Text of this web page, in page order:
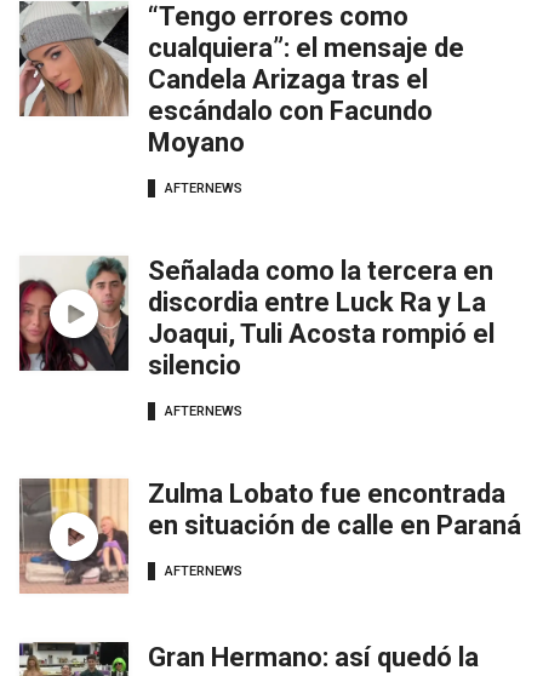
“Tengo errores como
cualquiera”: el mensaje de
Candela Arizaga tras el
escándalo con Facundo
Moyano
AFTERNEWS
Señalada como la tercera en
discordia entre Luck Ra y La
Joaqui, Tuli Acosta rompió el
silencio
AFTERNEWS
Zulma Lobato fue encontrada
en situación de calle en Paraná
AFTERNEWS
Gran Hermano: así quedó la